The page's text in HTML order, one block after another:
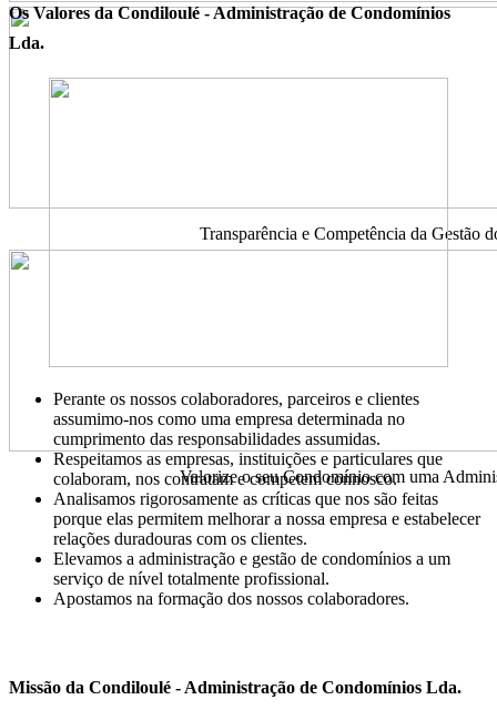
Transparência e Competência da Gestão
Valorize o seu Condomínio com uma
Os Valores da Condiloulé - Administração de Condomínios
Lda.
Perante os nossos colaboradores, parceiros e clientes
assumimo-nos como uma empresa determinada no
cumprimento das responsabilidades assumidas.
Respeitamos as empresas, instituições e particulares que
colaboram, nos contratam e competem connosco.
Analisamos rigorosamente as críticas que nos são feitas
porque elas permitem melhorar a nossa empresa e estabelecer
relações duradouras com os clientes.
Elevamos a administração e gestão de condomínios a um
serviço de nível totalmente profissional.
Apostamos na formação dos nossos colaboradores.
Missão da Condiloulé - Administração de Condomínios Lda.